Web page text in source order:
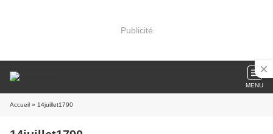
Publicité
MENU
Accueil » 14juillet1790